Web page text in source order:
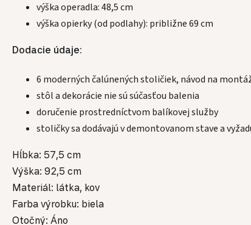
výška operadla: 48,5 cm
výška opierky (od podlahy): približne 69 cm
Dodacie údaje:
6 moderných čalúnených stoličiek, návod na
stôl a dekorácie nie sú súčasťou balenia
doručenie prostredníctvom balíkovej služby
stoličky sa dodávajú v demontovanom stave a
Hĺbka: 57,5 cm
Výška: 92,5 cm
Materiál: látka, kov
Farba výrobku: biela
Otočný: Áno